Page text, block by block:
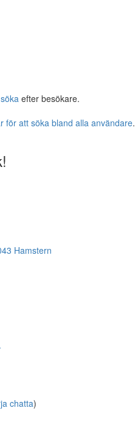
söka efter besökare.
för att söka bland alla användare.
Hamstern
chatta)